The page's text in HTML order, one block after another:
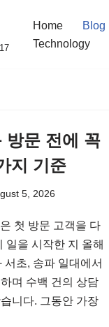
Home Blog
Technology
방문 전에 꼭
지 기준
5, 2026
첫 방문 고객을 다
일을 시작한 지 올해
서초, 송파 일대에서
며 수백 건의 상담
니다. 그동안 가장